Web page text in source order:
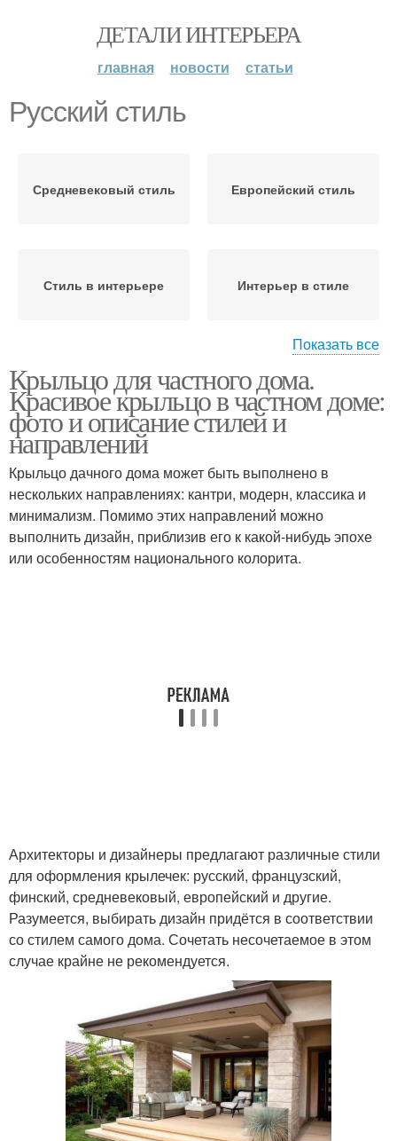
ДЕТАЛИ ИНТЕРЬЕРА
главная новости статьи
Русский стиль
Средневековый стиль Европейский стиль
Стиль в интерьере Интерьер в стиле
Дом в стиле Английский стиль
Японский стиль
Средиземноморский
стиль
Стиль в деревенский
Показать все
Крыльцо для частного дома.
Красивое крыльцо в частном доме:
фото и описание стилей и
направлений
Крыльцо дачного дома может быть выполнено в
нескольких направлениях: кантри, модерн, классика и
минимализм. Помимо этих направлений можно
выполнить дизайн, приблизив его к какой-нибудь эпохе
или особенностям национального колорита.
Архитекторы и дизайнеры предлагают различные стили
для оформления крылечек: русский, французский,
финский, средневековый, европейский и другие.
Разумеется, выбирать дизайн придётся в соответствии
со стилем самого дома. Сочетать несочетаемое в этом
случае крайне не рекомендуется.